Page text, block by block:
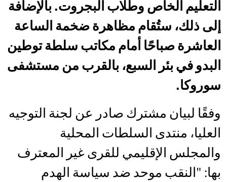
التعليم الخاص وطلاب البجروت. بالإضافة
إلى ذلك، ستُقام مظاهرة ضخمة الساعة
العاشرة صباحًا أمام مكاتب سلطة توطين
البدو في بئر السبع، بالقرب من مستشفى
سوروكا.
وفقًا لبيان مشترك صادر عن لجنة التوجيه
العليا، منتدى السلطات المحلية
والمجلس الإقليمي للقرى غير المعترف
بها: "النقب موحد ضد سياسة الهدم